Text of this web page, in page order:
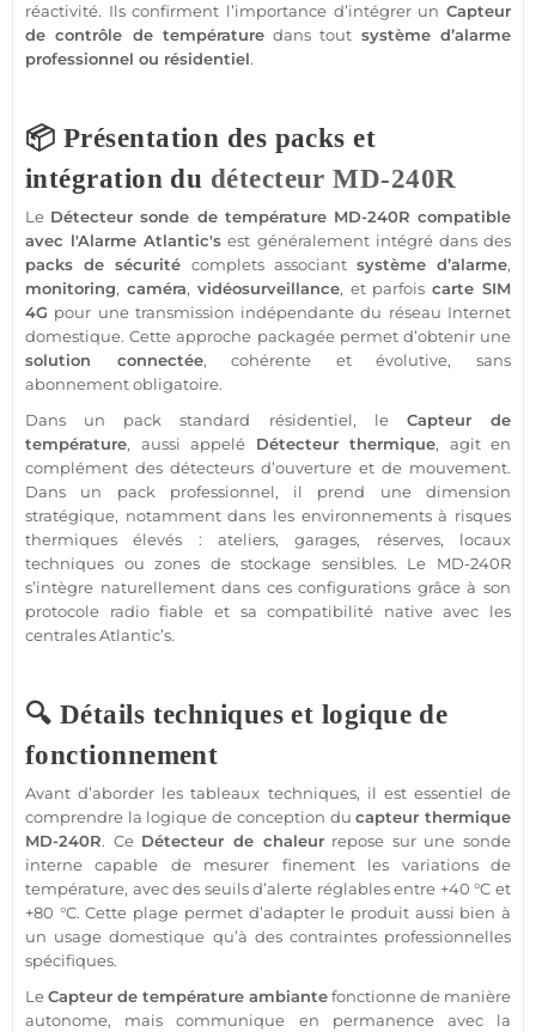
réactivité. Ils confirment l’importance d’intégrer un Capteur
de contrôle de températuredans tout systèmed’alarme
professionnel ou résidentiel.
📦 Présentation des packs et
intégration du détecteur MD-240R
Le Détecteur sonde de température MD-240R compatible
avec l'Alarme Atlantic's est généralement intégré dans des
packs desécurité complets associant systèmed’alarme,
monitoring, caméra, vidéosurveillance, et parfoiscarte SIM
4G pour une transmission indépendante du réseau Internet
domestique. Cette approche packagée permet d’obtenir une
solution connectée, cohérente et évolutive,sans
abonnementobligatoire.
Dans un pack standard résidentiel, le Capteurde
température, aussi appelé Détecteurthermique, agit en
complément des détecteurs d’ouverture et de mouvement.
Dans un pack professionnel, il prend une dimension
stratégique, notamment dans les environnements à risques
thermiques élevés : ateliers,garages, réserves, locaux
techniques ou zones de stockage sensibles. Le MD-240R
s’intègre naturellement dans ces configurations grâce à son
protocole radiofiable et sa compatibilité native avec les
centralesAtlantic’s.
🔍 Détails techniques et logique de
fonctionnement
Avant d’aborder les tableaux techniques, il est essentiel de
comprendre la logique de conception ducapteur thermique
MD-240R. Ce Détecteur de chaleurrepose sur une sonde
interne capable de mesurer finement les variations de
température, avec des seuils d’alerte réglables entre +40 °C et
+80 °C. Cette plage permet d’adapter le produit aussi bien à
un usage domestique qu’à des contraintes professionnelles
spécifiques.
LeCapteur de température ambiantefonctionne de manière
autonome, mais communique en permanence avec la